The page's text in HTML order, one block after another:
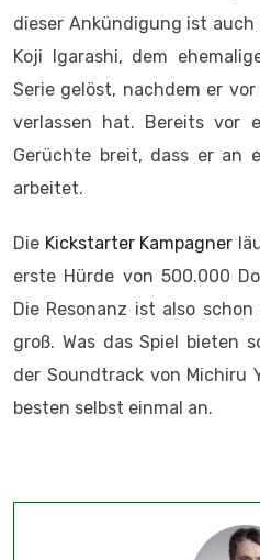
dieser Ankündigung ist auch
Koji Igarashi, dem
Serie gelöst, nachdem er
verlassen hat. Bereits vor
Gerüchte breit, dass er an
arbeitet.
Die Kickstarter Kampagner
erste Hürde von 500.000
Die Resonanz ist also
groß. Was das Spiel bieten
der Soundtrack von Michiru
besten selbst einmal an.